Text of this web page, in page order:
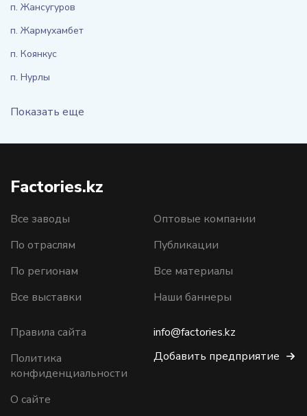
п. Жансугуров
п. Жармухамбет
п. Коянкус
п. Нурлы
Показать еще
Factories.kz
Все заводы
По отраслям
По регионам
Все выставки
Оптовые компании
Публикации
Все материалы
Наши баннеры
Правила сайта
Политика
конфиденциальности
О сайте
info@factories.kz
Добавить предприятие